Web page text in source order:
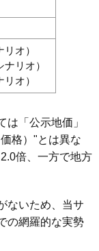
オ）
リオ）
オ）
「公示地価」
格）"とは異な
倍、一方で地方
ないため、当サ
の網羅的な実勢